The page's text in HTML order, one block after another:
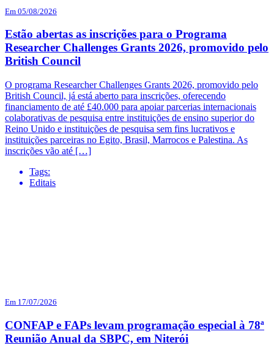
Em 05/08/2026
Estão abertas as inscrições para o Programa
Researcher Challenges Grants 2026, promovido pelo
British Council
O programa Researcher Challenges Grants 2026, promovido pelo
British Council, já está aberto para inscrições, oferecendo
financiamento de até £40.000 para apoiar parcerias internacionais
colaborativas de pesquisa entre instituições de ensino superior do
Reino Unido e instituições de pesquisa sem fins lucrativos e
instituições parceiras no Egito, Brasil, Marrocos e Palestina. As
inscrições vão até […]
Tags:
Editais
Em 17/07/2026
CONFAP e FAPs levam programação especial à 78ª
Reunião Anual da SBPC, em Niterói